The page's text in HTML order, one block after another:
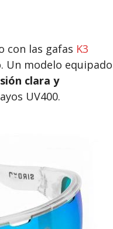
con las gafas K3
Un modelo equipado
clara y
UV400.